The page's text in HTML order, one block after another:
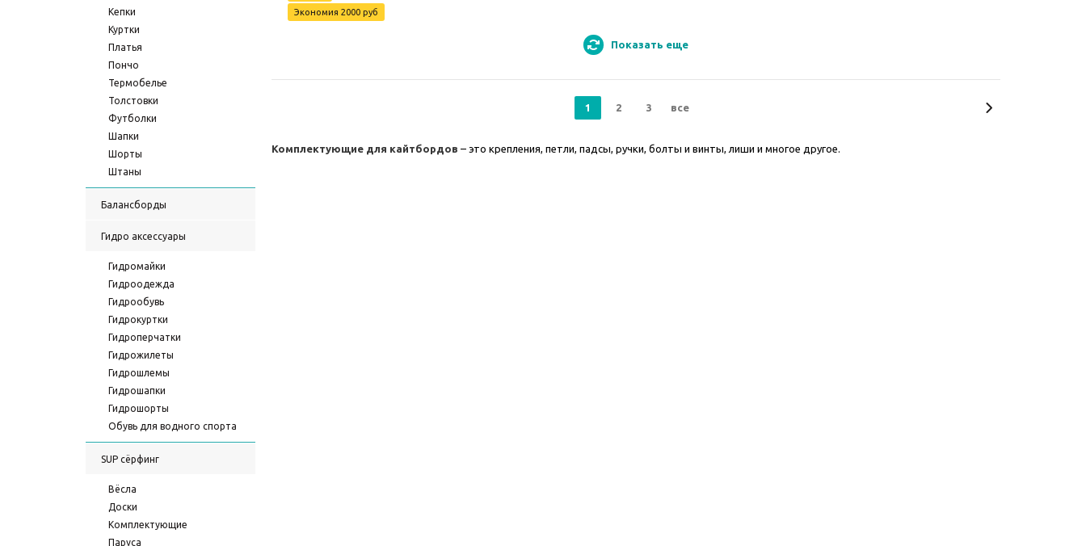
Кепки
Куртки
Платья
Пончо
Термобелье
Толстовки
Футболки
Шапки
Шорты
Штаны
Балансборды
Гидро аксессуары
Гидромайки
Гидроодежда
Гидрообувь
Гидрокуртки
Гидроперчатки
Гидрожилеты
Гидрошлемы
Гидрошапки
Гидрошорты
Обувь для водного спорта
SUP сёрфинг
Вёсла
Доски
Комплектующие
Паруса
Экономия 2000 руб
Показать еще
1 2 3 все
Комплектующие для кайтбордов – это крепления, петли, падсы, ручки, болты и винты, лиши и многое другое.